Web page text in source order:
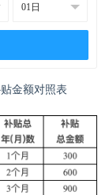
金额对照表